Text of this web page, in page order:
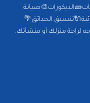
الحدائق🌴
لراحة منزلك أو منشأتك.